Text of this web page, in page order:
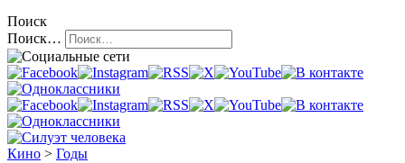
Поиск
Поиск…
Кино > Годы